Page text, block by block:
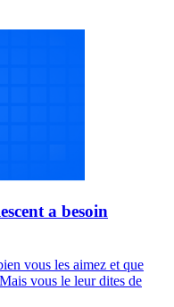
a besoin
vous les aimez et que
vous le leur dites de